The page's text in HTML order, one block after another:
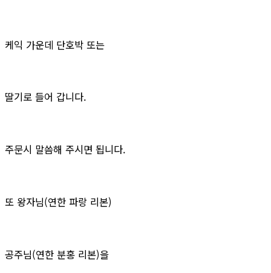
케익 가운데 단호박 또는
딸기로 들어 갑니다.
주문시 말씀해 주시면 됩니다.
또 왕자님(연한 파랑 리본)
공주님(연한 분홍 리본)을